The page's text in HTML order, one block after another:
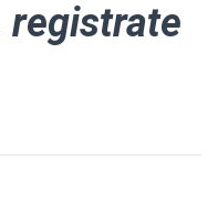
registrate